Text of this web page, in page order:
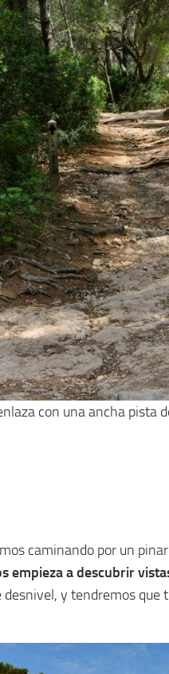
con una ancha pista
caminando por un
empieza a descubrir
y tendremos que